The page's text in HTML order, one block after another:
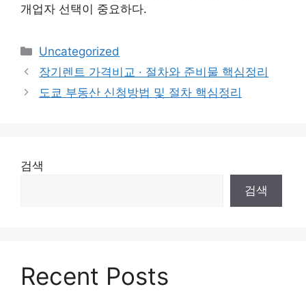
개업자 선택이 중요하다.
카
테
고
리
Uncategorized
장기렌트 가격비교 · 절차와 준비물 핵심정리
도쿄 부동산 신청방법 및 절차 핵심정리
검색
검색
Recent Posts